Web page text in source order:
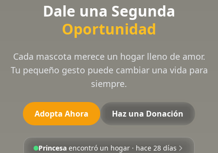
Dale una Segunda
Oportunidad
Cada mascota merece un hogar lleno de amor.
Tu pequeño gesto puede cambiar una vida para
siempre.
Adopta Ahora Haz una Donación
Princesa encontró un hogar · hace 28 días